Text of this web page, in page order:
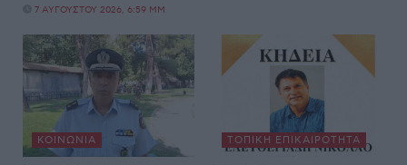
7 ΑΥΓΟΎΣΤΟΥ 2026, 6:59 ΜΜ
ΚΟΙΝΩΝΊΑ ΤΟΠΙΚΉ ΕΠΙΚΑΙΡΌΤΗΤΑ